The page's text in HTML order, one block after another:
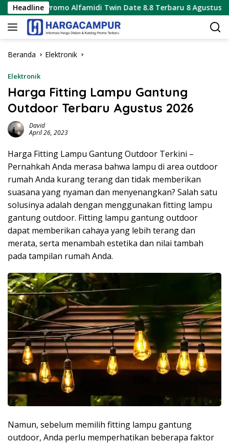
Langsung
ke
konten
Headline
Alfamidi Twin Date 8.8 Terbaru 8 Agustus 2026 Hanya 1
Beranda Elektronik
Elektronik
Harga Fitting Lampu Gantung
Outdoor Terbaru Agustus 2026
David
April 26, 2023
Harga Fitting Lampu Gantung Outdoor Terkini –
Pernahkah Anda merasa bahwa lampu di area outdoor
rumah Anda kurang terang dan tidak memberikan
suasana yang nyaman dan menyenangkan? Salah satu
solusinya adalah dengan menggunakan fitting lampu
gantung outdoor. Fitting lampu gantung outdoor
dapat memberikan cahaya yang lebih terang dan
merata, serta menambah estetika dan nilai tambah
pada tampilan rumah Anda.
Namun, sebelum memilih fitting lampu gantung
outdoor, Anda perlu memperhatikan beberapa faktor